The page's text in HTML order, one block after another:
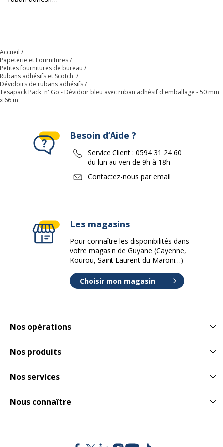
Accueil
Papeterie et Fournitures
Petites fournitures de bureau
Rubans adhésifs et Scotch
Dévidoirs de rubans adhésifs
Tesapack Pack' n' Go - Dévidoir bleu avec ruban adhésif d'emballage - 50 mm
x 66 m
Nos opérations
Nos produits
Nos services
Nous connaître
Besoin d’Aide ?
Service Client : 0594 31 24 60
du lun au ven de 9h à 18h
Contactez-nous par email
Les magasins
Pour connaître les disponibilités dans
votre magasin de Guyane (Cayenne,
Kourou, Saint Laurent du Maroni…)
Choisir mon magasin